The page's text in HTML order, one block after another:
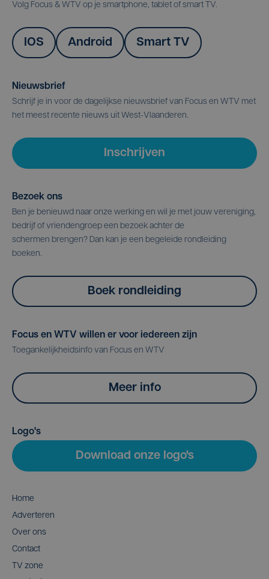
Volg Focus & WTV op je smartphone, tablet of smart TV.
IOS Android Smart TV
Nieuwsbrief
Schrijf je in voor de dagelijkse nieuwsbrief van Focus en WTV met
het meest recente nieuws uit West-Vlaanderen.
Inschrijven
Bezoek ons
Ben je benieuwd naar onze werking en wil je met jouw vereniging,
bedrijf of vriendengroep een bezoek achter de
schermen brengen? Dan kan je een begeleide rondleiding
boeken.
Boek rondleiding
Focus en WTV willen er voor iedereen zijn
Toegankelijkheidsinfo van Focus en WTV
Meer info
Logo's
Download onze logo's
Home
Adverteren
Over ons
Contact
TV zone